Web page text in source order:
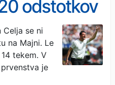
odstotkov
Celja se ni
na Majni. Le
tekem. V
je